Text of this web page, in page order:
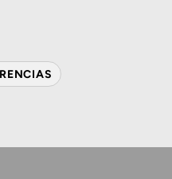
Gafas y mucho más